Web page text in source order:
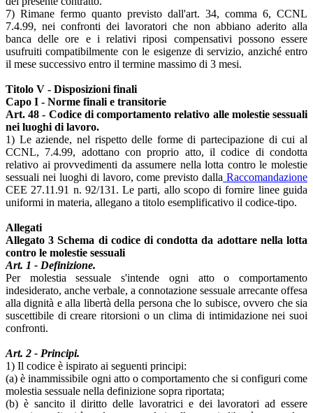
7) Rimane fermo quanto previsto dall'art. 34, comma 6, CCNL
7.4.99, nei confronti dei lavoratori che non abbiano aderito alla
banca delle ore e i relativi riposi compensativi possono essere
usufruiti compatibilmente con le esigenze di servizio, anziché entro
il mese successivo entro il termine massimo di 3 mesi.
Titolo V - Disposizioni finali
Capo I - Norme finali e transitorie
Art. 48 - Codice di comportamento relativo alle molestie sessuali
nei luoghi di lavoro.
1) Le aziende, nel rispetto delle forme di partecipazione di cui al
CCNL, 7.4.99, adottano con proprio atto, il codice di condotta
relativo ai provvedimenti da assumere nella lotta contro le molestie
sessuali nei luoghi di lavoro, come previsto dalla Raccomandazione
CEE 27.11.91 n. 92/131. Le parti, allo scopo di fornire linee guida
uniformi in materia, allegano a titolo esemplificativo il codice-tipo.
Allegati
Allegato 3 Schema di codice di condotta da adottare nella lotta
contro le molestie sessuali
Art. 1 - Definizione.
Per molestia sessuale s'intende ogni atto o comportamento
indesiderato, anche verbale, a connotazione sessuale arrecante offesa
alla dignità e alla libertà della persona che lo subisce, ovvero che sia
suscettibile di creare ritorsioni o un clima di intimidazione nei suoi
confronti.
Art. 2 - Principi.
1) Il codice è ispirato ai seguenti principi:
(a) è inammissibile ogni atto o comportamento che si configuri come
molestia sessuale nella definizione sopra riportata;
(b) è sancito il diritto delle lavoratrici e dei lavoratori ad essere